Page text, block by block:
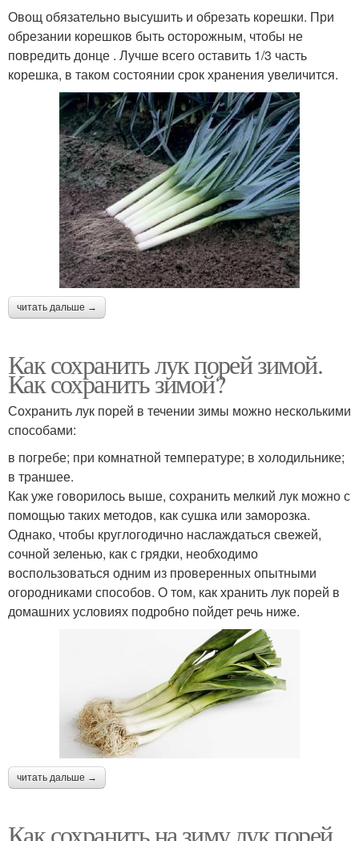
Овощ обязательно высушить и обрезать корешки. При
обрезании корешков быть осторожным, чтобы не
повредить донце . Лучше всего оставить 1/3 часть
корешка, в таком состоянии срок хранения увеличится.
читать дальше →
Как сохранить лук порей зимой.
Как сохранить зимой?
Сохранить лук порей в течении зимы можно несколькими
способами:
в погребе; при комнатной температуре; в холодильнике;
в траншее.
Как уже говорилось выше, сохранить мелкий лук можно с
помощью таких методов, как сушка или заморозка.
Однако, чтобы круглогодично наслаждаться свежей,
сочной зеленью, как с грядки, необходимо
воспользоваться одним из проверенных опытными
огородниками способов. О том, как хранить лук порей в
домашних условиях подробно пойдет речь ниже.
читать дальше →
Как сохранить на зиму лук порей.